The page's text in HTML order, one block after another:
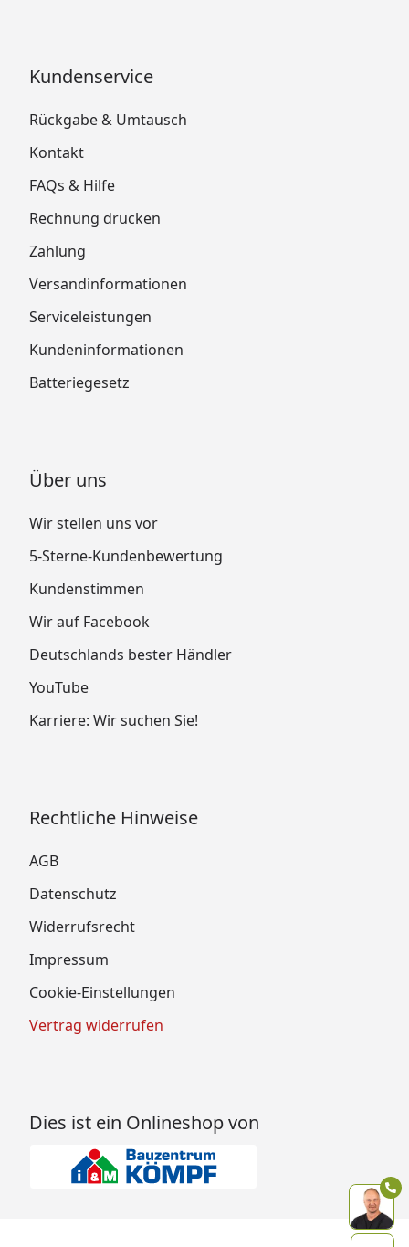
Kundenservice
Rückgabe & Umtausch
Kontakt
FAQs & Hilfe
Rechnung drucken
Zahlung
Versandinformationen
Serviceleistungen
Kundeninformationen
Batteriegesetz
Über uns
Wir stellen uns vor
5-Sterne-Kundenbewertung
Kundenstimmen
Wir auf Facebook
Deutschlands bester Händler
YouTube
Karriere: Wir suchen Sie!
Rechtliche Hinweise
AGB
Datenschutz
Widerrufsrecht
Impressum
Cookie-Einstellungen
Vertrag widerrufen
Dies ist ein Onlineshop von